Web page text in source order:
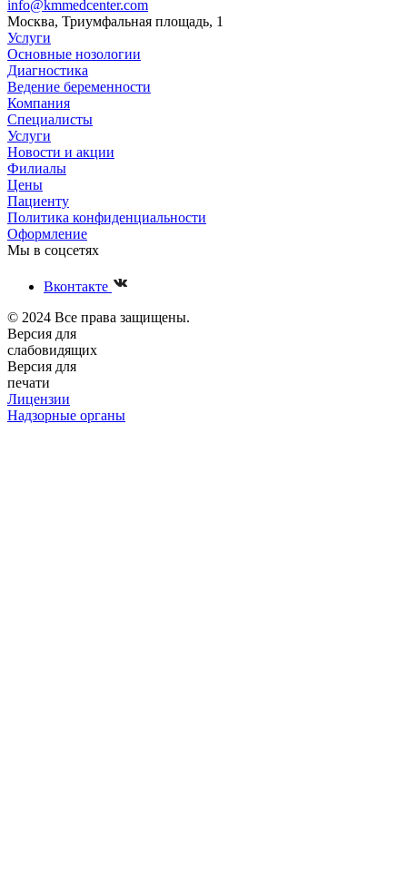
info@kmmedcenter.com
Москва, Триумфальная площадь, 1
Услуги
Основные нозологии
Диагностика
Ведение беременности
Компания
Специалисты
Услуги
Новости и акции
Филиалы
Цены
Пациенту
Политика конфиденциальности
Оформление
Мы в соцсетях
Вконтакте
© 2024 Все права защищены.
Версия для
слабовидящих
Версия для
печати
Лицензии
Надзорные органы